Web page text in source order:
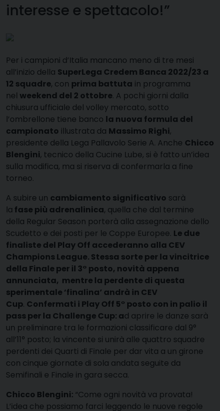
interesse e spettacolo!”
Per i campioni d’Italia mancano meno di tre mesi
all’inizio della SuperLega Credem Banca 2022/23 a
12 squadre, con prima battuta in programma
nel weekend del 2 ottobre. A pochi giorni dalla
chiusura ufficiale del volley mercato, sotto
l’ombrellone tiene banco la nuova formula del
campionato illustrata da Massimo Righi,
presidente della Lega Pallavolo Serie A. Anche Chicco
Blengini, tecnico della Cucine Lube, si è fatto un’idea
sulla modifica, ma si riserva di confermarla a fine
torneo.
A subire un cambiamento significativo sarà
la fase più adrenalinica, quella che dal termine
della Regular Season porterà alla assegnazione dello
Scudetto e dei posti per le Coppe Europee. Le due
finaliste del Play Off accederanno alla CEV
Champions League. Stessa sorte per la vincitrice
della Finale per il 3° posto, novità appena
annunciata, mentre la perdente di questa
sperimentale ‘finalina’ andrà in CEV
Cup. Confermati i Play Off 5° posto con in palio il
pass per la Challenge Cup: ad aprire le danze sarà
un preliminare tra le formazioni classificare dal 9°
all’11° posto; la vincente si unirà alle quattro squadre
perdenti dei Quarti di Finale per dar vita a un girone
con cinque giornate di sola andata seguite da
Semifinali e Finale in gara secca.
Chicco Blengini: “Come ogni novità va provata!
L’idea che possiamo farci leggendo le nuove regole